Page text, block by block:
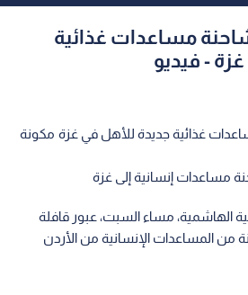
يسير ٩١ شاحنة مساعدات غذائية
- فيديو
غذائية جديدة للأهل في غزة مكونة
الهاشمية، مساء السبت، عبور قافلة
من 91 شاحنة من المساعدات الإنسانية من الأردن